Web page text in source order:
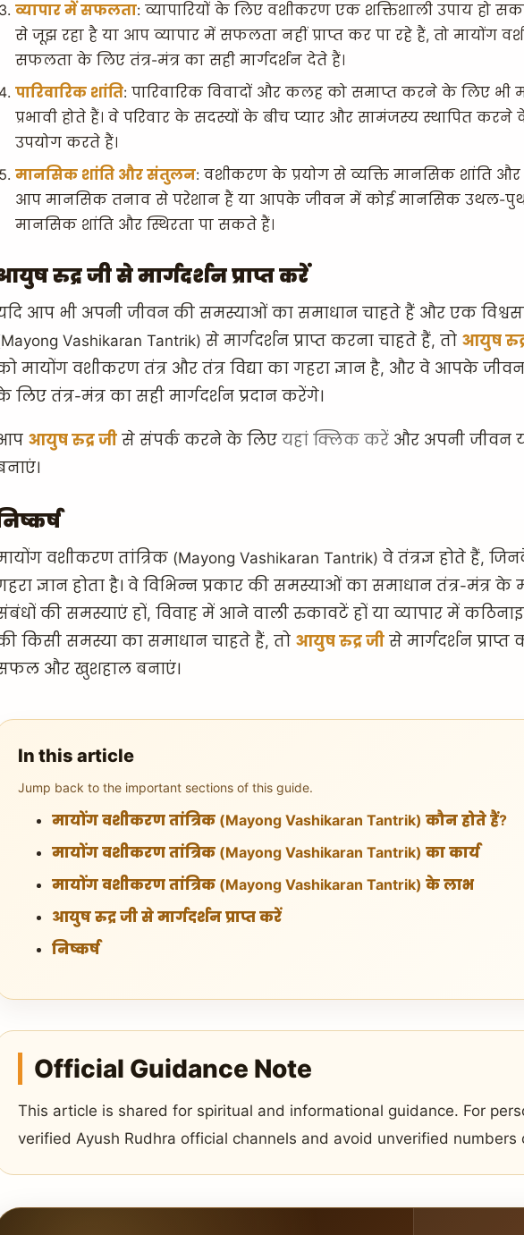
व्यापार में सफलता: व्यापारियों के लिए वशीकरण एक शक्तिशाली उपाय हो
से जूझ रहा है या आप व्यापार में सफलता नहीं प्राप्त कर पा रहे हैं, तो मायोंग
सफलता के लिए तंत्र-मंत्र का सही मार्गदर्शन देते हैं।
पारिवारिक शांति: पारिवारिक विवादों और कलह को समाप्त करने के लिए भी
प्रभावी होते हैं। वे परिवार के सदस्यों के बीच प्यार और सामंजस्य स्थापित करने
उपयोग करते हैं।
मानसिक शांति और संतुलन: वशीकरण के प्रयोग से व्यक्ति मानसिक शांति
आप मानसिक तनाव से परेशान हैं या आपके जीवन में कोई मानसिक उथल-
मानसिक शांति और स्थिरता पा सकते हैं।
रुद्र जी से मार्गदर्शन प्राप्त करें
आप भी अपनी जीवन की समस्याओं का समाधान चाहते हैं और एक
Vashikaran Tantrik) से मार्गदर्शन प्राप्त करना चाहते हैं, तो आयुष
मायोंग वशीकरण तंत्र और तंत्र विद्या का गहरा ज्ञान है, और वे आपके
लिए तंत्र-मंत्र का सही मार्गदर्शन प्रदान करेंगे।
आयुष रुद्र जी से संपर्क करने के लिए यहां क्लिक करें और अपनी जीवन
वशीकरण तांत्रिक (Mayong Vashikaran Tantrik) वे तंत्रज्ञ होते हैं,
ज्ञान होता है। वे विभिन्न प्रकार की समस्याओं का समाधान तंत्र-मंत्र
की समस्याएं हों, विवाह में आने वाली रुकावटें हों या व्यापार में
किसी समस्या का समाधान चाहते हैं, तो आयुष रुद्र जी से मार्गदर्शन
और खुशहाल बनाएं।
In this article
Jump back to the important sections of this guide.
मायोंग वशीकरण तांत्रिक (Mayong Vashikaran Tantrik) कौन होते हैं?
मायोंग वशीकरण तांत्रिक (Mayong Vashikaran Tantrik) का कार्य
मायोंग वशीकरण तांत्रिक (Mayong Vashikaran Tantrik) के लाभ
आयुष रुद्र जी से मार्गदर्शन प्राप्त करें
निष्कर्ष
Official Guidance Note
This article is shared for spiritual and informational guidance. For
verified Ayush Rudhra official channels and avoid unverified numbers